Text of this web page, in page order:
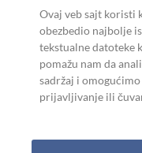
REKLAMACIJE I
POVRAT ROBE
USLOVI
Ovaj veb sajt koristi
obezbedio najbolje
tekstualne datoteke
pomažu nam da
sadržaj i
prijavljivanje ili